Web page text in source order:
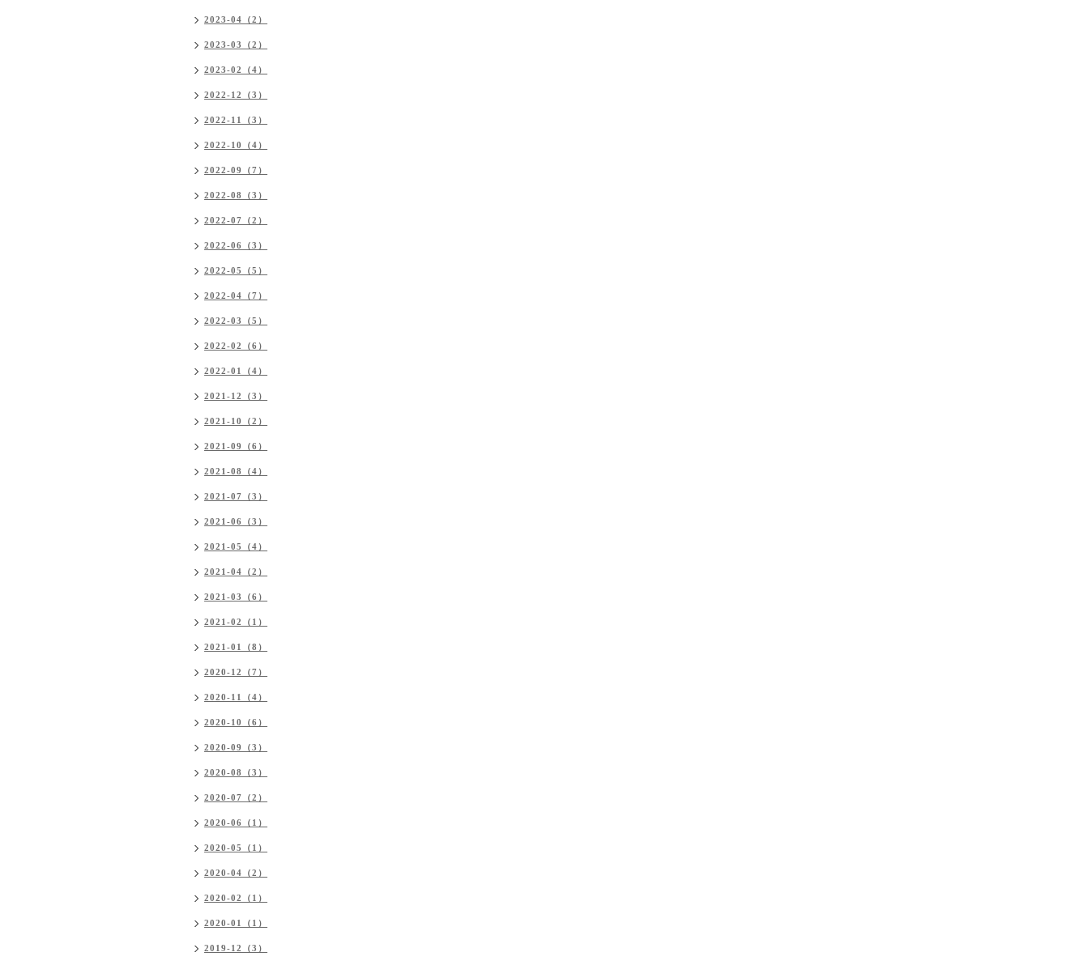
2023-04（2）
2023-03（2）
2023-02（4）
2022-12（3）
2022-11（3）
2022-10（4）
2022-09（7）
2022-08（3）
2022-07（2）
2022-06（3）
2022-05（5）
2022-04（7）
2022-03（5）
2022-02（6）
2022-01（4）
2021-12（3）
2021-10（2）
2021-09（6）
2021-08（4）
2021-07（3）
2021-06（3）
2021-05（4）
2021-04（2）
2021-03（6）
2021-02（1）
2021-01（8）
2020-12（7）
2020-11（4）
2020-10（6）
2020-09（3）
2020-08（3）
2020-07（2）
2020-06（1）
2020-05（1）
2020-04（2）
2020-02（1）
2020-01（1）
2019-12（3）